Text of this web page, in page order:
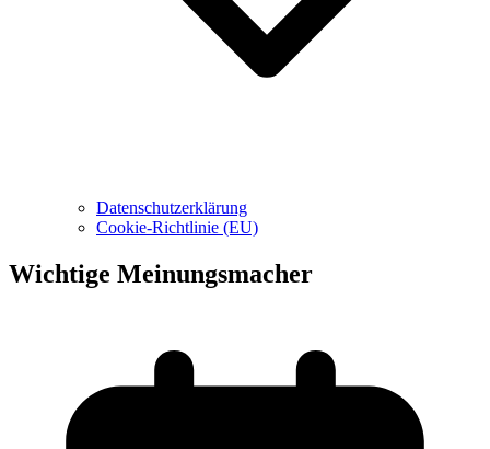
Datenschutzerklärung
Cookie-Richtlinie (EU)
Wichtige Meinungsmacher